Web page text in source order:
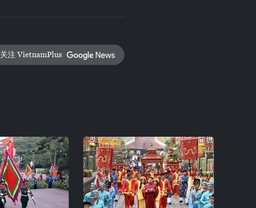
关注 VietnamPlus